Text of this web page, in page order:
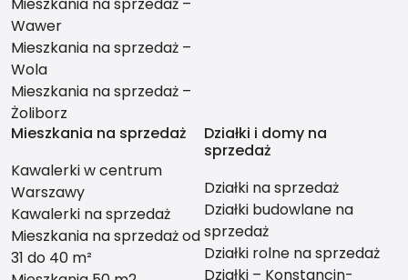
Mieszkania na sprzedaż –
Wawer
Mieszkania na sprzedaż –
Wola
Mieszkania na sprzedaż –
Żoliborz
Mieszkania na sprzedaż
Kawalerki w centrum
Warszawy
Kawalerki na sprzedaż
Mieszkania na sprzedaż od
31 do 40 m²
Działki i domy na
sprzedaż
Działki na sprzedaż
Działki budowlane na
sprzedaż
Działki rolne na sprzedaż
Działki – Konstancin-